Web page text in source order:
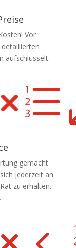
Vor
aufschlüsselt.
gemacht
jederzeit an
zu erhalten.